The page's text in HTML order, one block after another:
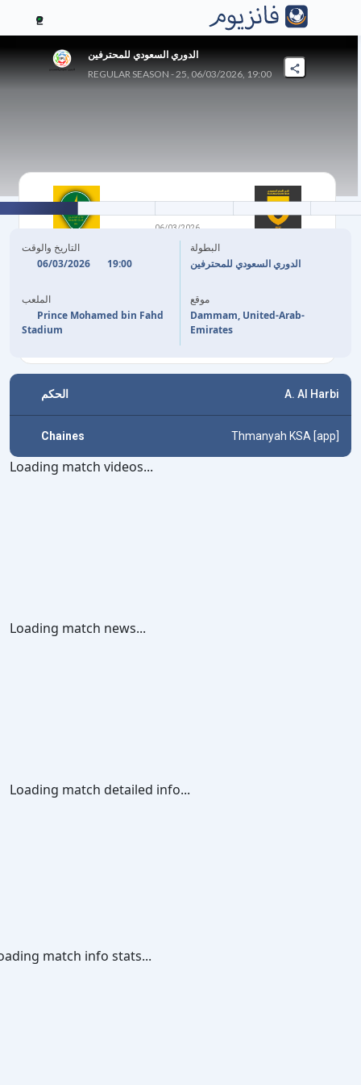
2
الدوري السعودي للمحترفين
REGULAR SEASON - 25, 06/03/2026, 19:00
AL KHALEEJ
06/03/2026
60'
72' G. MASOURAS
التاريخ والوقت
06/03/2026
19:00
الملعب
Prince Mohamed bin Fahd
Stadium
البطولة
الدوري السعودي للمحترفين
موقع
Dammam, United-Arab-
Emirates
الحكم A. Al Harbi
Chaines Thmanyah KSA [app]
Loading match videos...
Loading match news...
Loading match detailed info...
match info stats...